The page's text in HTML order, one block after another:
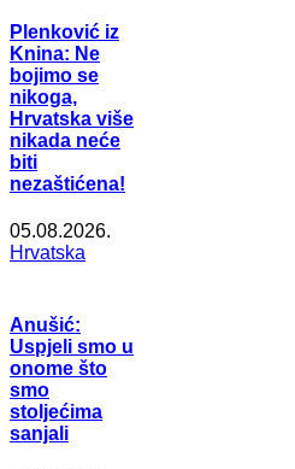
Plenković iz
Knina: Ne
bojimo se
nikoga,
Hrvatska više
nikada neće
biti
nezaštićena!
05.08.2026.
Hrvatska
Anušić:
Uspjeli smo u
onome što
smo
stoljećima
sanjali